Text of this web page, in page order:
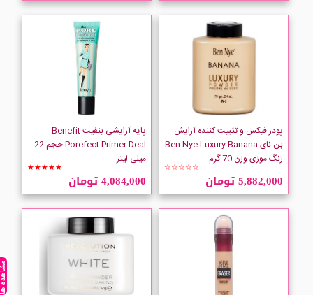
پودر فیکس و تثبیت کننده آرایش
بن نای Ben Nye Luxury Banana
رنگ موزی وزن 70 گرم
☆☆☆☆☆
5,882,000 تومان
پایه آرایشی بنفیت Benefit
Porefect Primer Deal حجم 22
میلی لیتر
★★★★★
4,084,000 تومان